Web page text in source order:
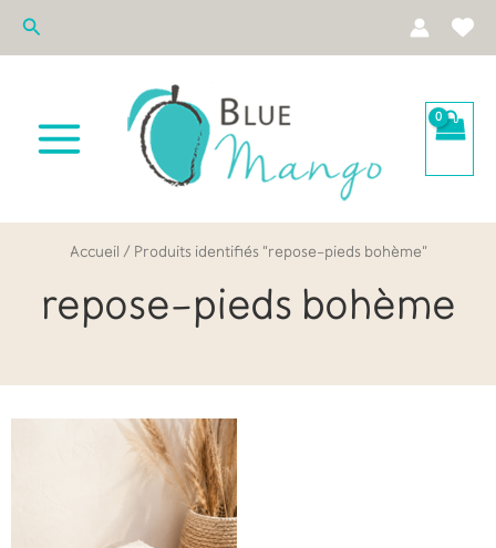
AllerRechercher
Accueil / Produits identifiés “repose-pieds bohème”
repose-pieds bohème